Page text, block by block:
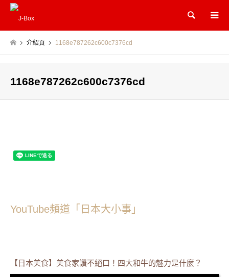
Search
介紹頁 1168e787262c600c7376cd
1168e787262c600c7376cd
YouTube頻道「日本大小事」
【日本美食】美食家讚不絕口！四大和牛的魅力是什麼？